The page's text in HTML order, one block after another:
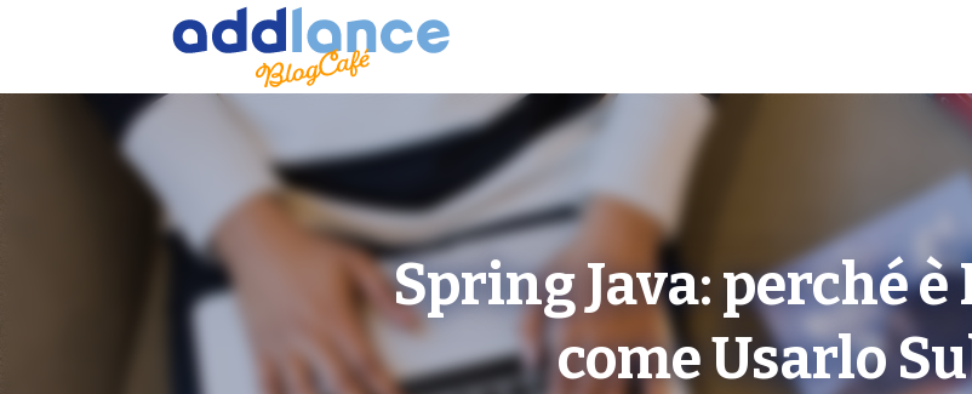
Spring Java: perché è
come Usarlo